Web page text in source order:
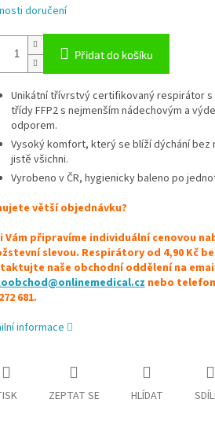
doručení
Přidat do košíku
Unikátní třívrstvý certifikovaný respirátor s
třídy FFP2 s nejmenším nádechovým a
odporem.
Vysoký komfort, který se blíží dýchání bez
jistě všichni.
Vyrobeno v ČR, hygienicky baleno po
větší objednávku?
Vám připravíme individuální cenovou
slevou. Respirátory od 4,90 Kč
naše obchodní oddělení na
@onlinemedical.cznebo
681.
informace
ZEPTAT SE HLÍDAT